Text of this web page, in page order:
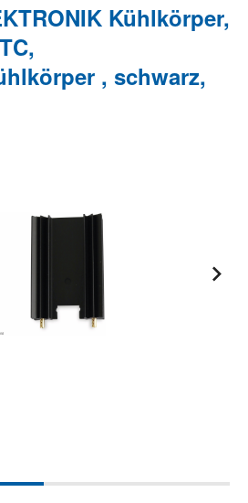
Kühlkörper,
, schwarz,